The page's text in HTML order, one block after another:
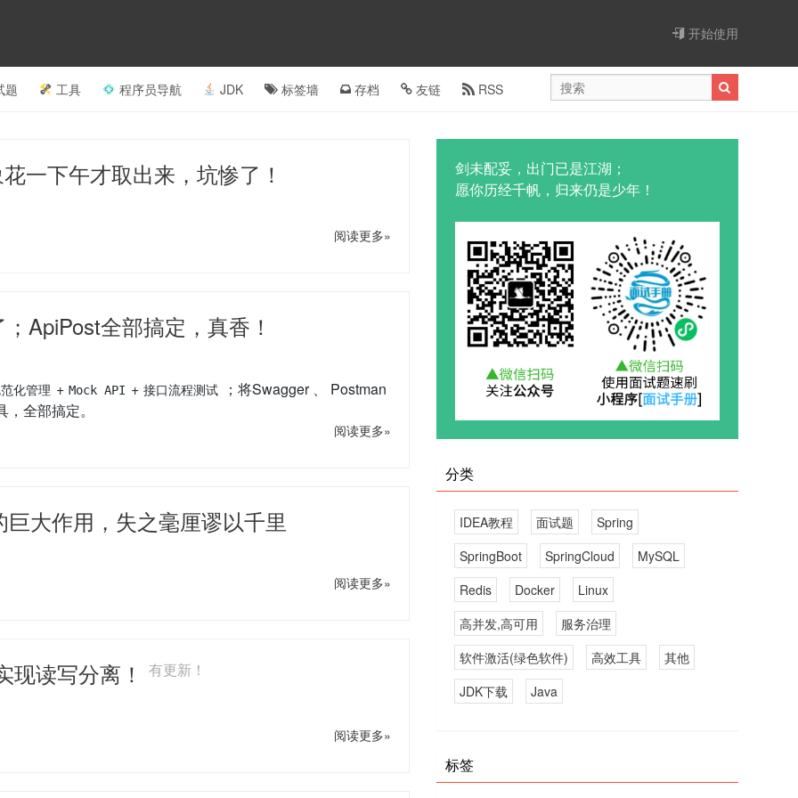
开始使用
题 工具 程序员导航 JDK 标签墙 存档 友链 RSS
一下午才取出来，坑惨了！
阅读更多»
ApiPost全部搞定，真香！
化管理 + Mock API + 接口流程测试
；将Swagger 、 Postman
全部搞定。
阅读更多»
大作用，失之毫厘谬以千里
阅读更多»
现读写分离！有更新！
阅读更多»
剑未配妥，出门已是江湖；
愿你历经千帆，归来仍是少年！
分类
IDEA教程 面试题
Spring
SpringBoot
SpringCloud
MySQL
Redis
Docker
Linux
高并发,高可用
服务治理
软件激活(绿色软件)
高效工具
其他
JDK下载
Java
标签